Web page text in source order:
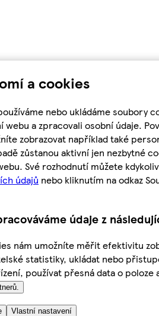
a cookies
nebo ukládáme soubory
webu a zpracovali osobní údaje.
zobrazovat například také
zůstanou aktivní jen nezbytné
Své rozhodnutí můžete
údajů nebo kliknutím na odkaz
údaje z
nám umožníte měřit efektivitu
statistiky, ukládat nebo
používat přesná data o poloze
Vlastní nastavení